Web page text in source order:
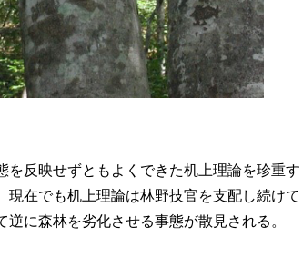
反映せずともよくできた机上理論を珍重す
在でも机上理論は林野技官を支配し続けて
に森林を劣化させる事態が散見される。